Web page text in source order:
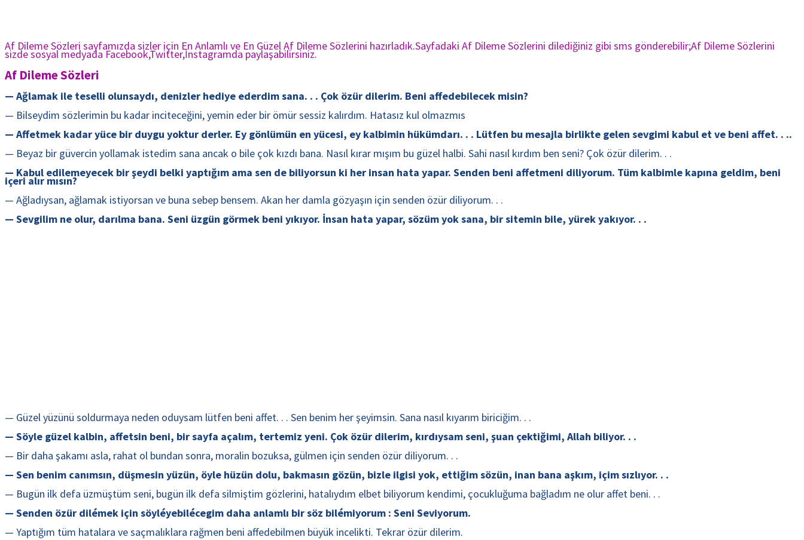
Af Dileme Sözleri sayfamızda sizler için En Anlamlı ve En Güzel Af Dileme Sözlerini hazırladık.Sayfadaki Af Dileme Sözlerini dilediğiniz gibi sms gönderebilir;Af Dileme Sözlerini
sizde sosyal medyada Facebook,Twitter,İnstagramda paylaşabilirsiniz.
Af Dileme Sözleri
— Ağlamak ile teselli olunsaydı, denizler hediye ederdim sana. . . Çok özür dilerim. Beni affedebilecek misin?
— Bilseydim sözlerimin bu kadar inciteceğini, yemin eder bir ömür sessiz kalırdım. Hatasız kul olmazmıs
— Affetmek kadar yüce bir duygu yoktur derler. Ey gönlümün en yücesi, ey kalbimin hükümdarı. . . Lütfen bu mesajla birlikte gelen sevgimi kabul et ve beni affet. . ..
— Beyaz bir güvercin yollamak istedim sana ancak o bile çok kızdı bana. Nasıl kırar mışım bu güzel halbi. Sahi nasıl kırdım ben seni? Çok özür dilerim. . .
— Kabul edilemeyecek bir şeydi belki yaptığım ama sen de biliyorsun ki her insan hata yapar. Senden beni affetmeni diliyorum. Tüm kalbimle kapına geldim, beni
içeri alır mısın?
— Ağladıysan, ağlamak istiyorsan ve buna sebep bensem. Akan her damla gözyaşın için senden özür diliyorum. . .
— Sevgilim ne olur, darılma bana. Seni üzgün görmek beni yıkıyor. İnsan hata yapar, sözüm yok sana, bir sitemin bile, yürek yakıyor. . .
— Güzel yüzünü soldurmaya neden oduysam lütfen beni affet. . . Sen benim her şeyimsin. Sana nasıl kıyarım biriciğim. . .
— Söyle güzel kalbin, affetsin beni, bir sayfa açalım, tertemiz yeni. Çok özür dilerim, kırdıysam seni, şuan çektiğimi, Allah biliyor. . .
— Bir daha şakamı asla, rahat ol bundan sonra, moralin bozuksa, gülmen için senden özür diliyorum. . .
— Sen benim canımsın, düşmesin yüzün, öyle hüzün dolu, bakmasın gözün, bizle ilgisi yok, ettiğim sözün, inan bana aşkım, içim sızlıyor. . .
— Bugün ilk defa üzmüştüm seni, bugün ilk defa silmiştim gözlerini, hatalıydım elbet biliyorum kendimi, çocukluğuma bağladım ne olur affet beni. . .
— Senden özür dilémek için söyléyebilécegim daha anlamlı bir söz bilémiyorum : Seni Seviyorum.
— Yaptığım tüm hatalara ve saçmalıklara rağmen beni affedebilmen büyük incelikti. Tekrar özür dilerim.